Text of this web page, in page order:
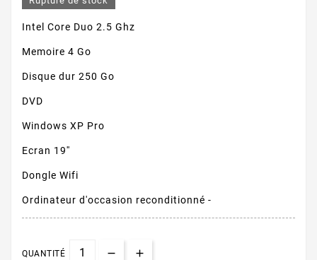
Intel Core Duo 2.5 Ghz
Memoire 4 Go
Disque dur 250 Go
DVD
Windows XP Pro
Ecran 19''
Dongle Wifi
Ordinateur d'occasion reconditionné -
QUANTITÉ